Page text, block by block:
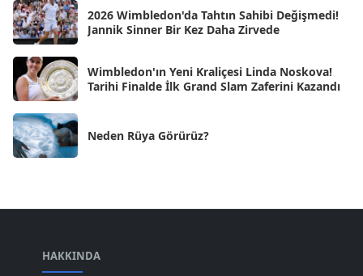
Ağu 2024 [10]
Tem 2024
Haz 2024 [30]
Nis 2024 [59]
Ara 2023 [101]
2026 Wimbledon'da Tahtın Sahibi Değişmedi!
Jannik Sinner Bir Kez Daha Zirvede
Wimbledon'ın Yeni Kraliçesi Linda Noskova!
Tarihi Finalde İlk Grand Slam Zaferini Kazandı
Neden Rüya Görürüz?
HAKKINDA